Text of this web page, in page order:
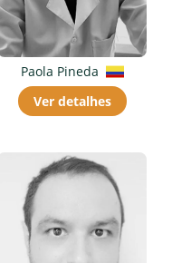
Paola Pineda
Ver detalhes